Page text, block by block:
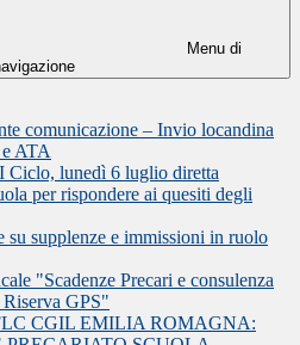
Menu di
comunicazione – Invio locandina
ATA
Ciclo, lunedì 6 luglio diretta
per rispondere ai quesiti degli
su supplenze e immissioni in ruolo
"Scadenze Precari e consulenza
GPS"
CGIL EMILIA ROMAGNA: